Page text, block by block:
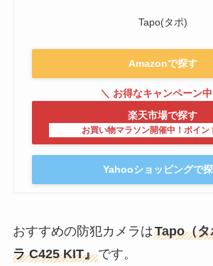
Tapo(タポ)
Amazonで探す
楽天市場で探す
Yahooショッピングで
おすすめの防犯カメラはTapo（
ラ C425 KIT』です。